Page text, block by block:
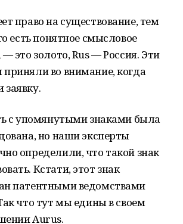
право на существование, тем
есть понятное смысловое
— это золото, Rus — Россия. Эти
во внимание, когда
заявку.
с упомянутыми знаками была
но наши эксперты
определили, что такой знак
Кстати, этот знак
патентными ведомствами
что тут мы едины в своем
Aurus.